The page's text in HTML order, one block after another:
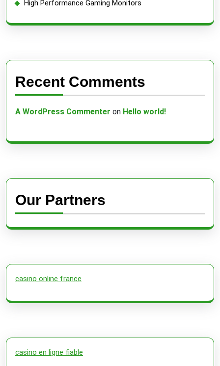
High Performance Gaming Monitors
Recent Comments
A WordPress Commenter on Hello world!
Our Partners
casino online france
casino en ligne fiable